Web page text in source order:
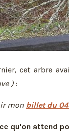
cet arbre
) :
mon billet du
qu'on attend